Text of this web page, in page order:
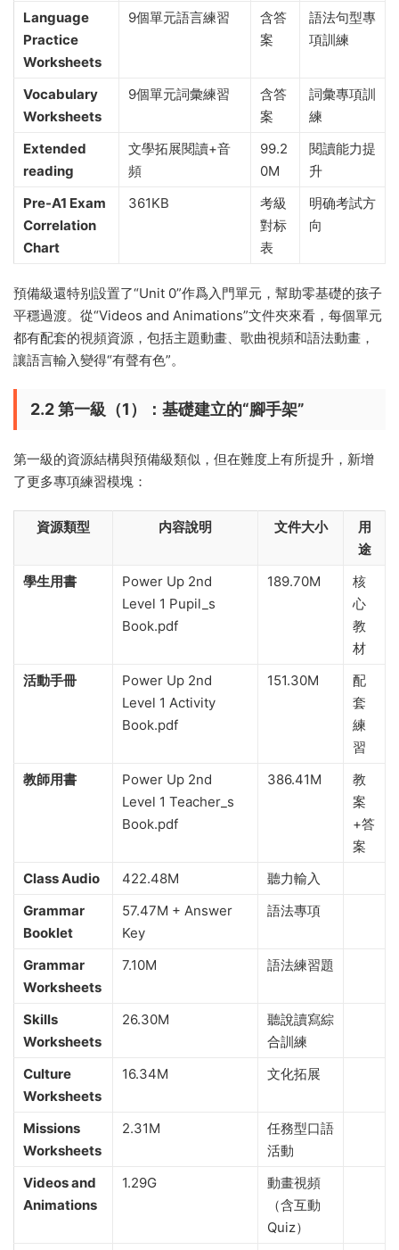
Language
Practice
Worksheets
9個單元語言練習
含答
案
語法句型專
項訓練
Vocabulary
Worksheets
9個單元詞彙練習
含答
案
詞彙專項訓
練
Extended
reading
文學拓展閱讀+音
頻
99.2
0M
閱讀能力提
升
Pre-A1 Exam
Correlation
Chart
361KB
考級
對标
表
明确考試方
向
預備級還特别設置了“Unit 0”作爲入門單元，幫助零基礎的孩子
平穩過渡。從“Videos and Animations”文件夾來看，每個單元
都有配套的視頻資源，包括主題動畫、歌曲視頻和語法動畫，
讓語言輸入變得“有聲有色”。
2.2 第一級（1）：基礎建立的“腳手架”
第一級的資源結構與預備級類似，但在難度上有所提升，新增
了更多專項練習模塊：
資源類型 内容說明 文件大小
用
途
學生用書
Power Up 2nd
Level 1 Pupil_s
Book.pdf
189.70M
核
心
教
材
活動手冊
Power Up 2nd
Level 1 Activity
Book.pdf
151.30M
配
套
練
習
教師用書
Power Up 2nd
Level 1 Teacher_s
Book.pdf
386.41M
教
案
+答
案
Class Audio
422.48M
聽力輸入
Grammar
Booklet
57.47M + Answer
Key
語法專項
Grammar
Worksheets
7.10M 語法練習題
Skills
Worksheets
26.30M
聽說讀寫綜
合訓練
Culture
Worksheets
16.34M 文化拓展
Missions
Worksheets
2.31M
任務型口語
活動
Videos and
Animations
1.29G
動畫視頻
（含互動
Quiz）